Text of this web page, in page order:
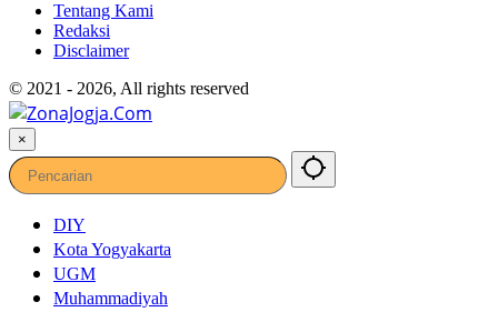
Tentang Kami
Redaksi
Disclaimer
© 2021 - 2026, All rights reserved
×
DIY
Kota Yogyakarta
UGM
Muhammadiyah